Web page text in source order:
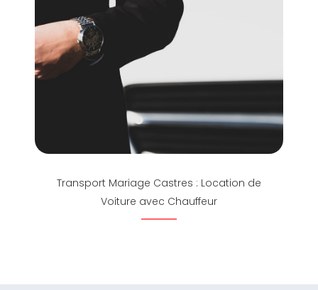
Transport Mariage Castres : Location de
Voiture avec Chauffeur